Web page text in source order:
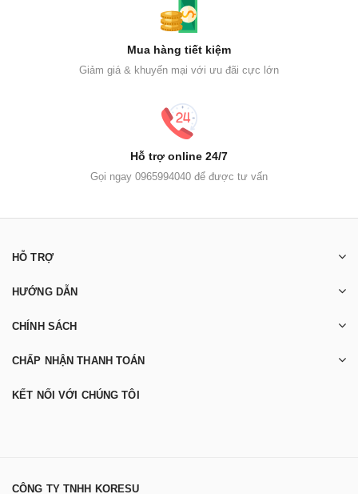
Mua hàng tiết kiệm
Giảm giá & khuyến mại với ưu đãi cực lớn
Hỗ trợ online 24/7
Gọi ngay 0965994040 để được tư vấn
HỖ TRỢ
HƯỚNG DẪN
CHÍNH SÁCH
CHẤP NHẬN THANH TOÁN
KẾT NỐI VỚI CHÚNG TÔI
CÔNG TY TNHH KORESU